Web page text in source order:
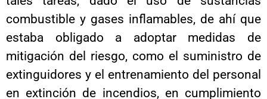
combustible y gases inflamables, de ahí que
estaba obligado a adoptar medidas de
mitigación del riesgo, como el suministro de
extinguidores y el entrenamiento del personal
en extinción de incendios, en cumplimiento